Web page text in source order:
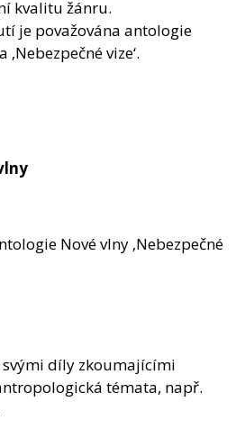
kvalitu žánru.
je považována antologie
vize‘.
Nové vlny ‚Nebezpečné
díly zkoumajícími
témata, např.